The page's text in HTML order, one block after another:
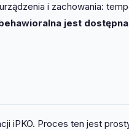
i zachowania:
jest dostępna
iPKO. Proces ten jest